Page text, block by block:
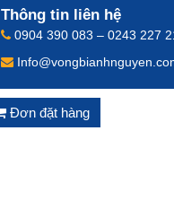
Thông tin liên hệ
0904 390 083 – 0243 227
Đơn đặt hàng